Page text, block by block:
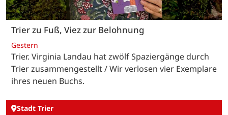
Trier zu Fuß, Viez zur Belohnung
Gestern
Trier. Virginia Landau hat zwölf Spaziergänge durch
Trier zusammengestellt / Wir verlosen vier Exemplare
ihres neuen Buchs.
Stadt Trier